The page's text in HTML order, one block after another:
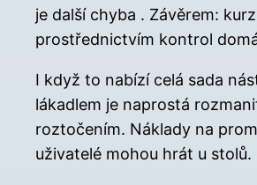
je další chyba . Závěrem:
prostřednictvím kontrol
I když to nabízí celá sada
lákadlem je naprostá
roztočením. Náklady na
uživatelé mohou hrát u